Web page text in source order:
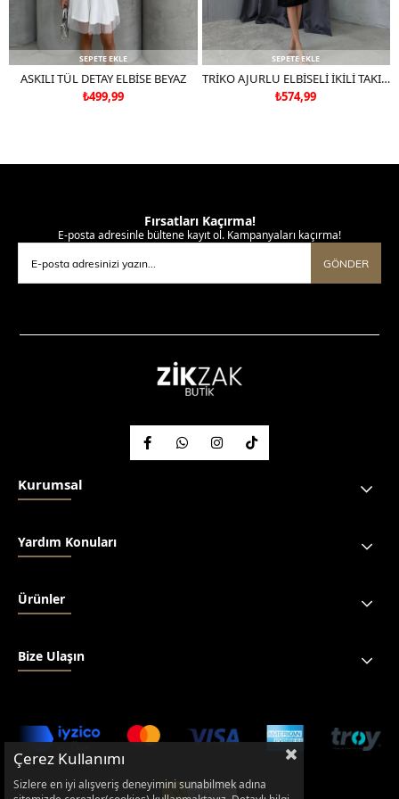
SEPETE EKLE
ASKILI TÜL DETAY ELBİSE BEYAZ
₺499,99
SEPETE EKLE
TRİKO AJURLU ELBİSELİ İKİLİ TAKIM SİYAH
₺574,99
Fırsatları Kaçırma!
E-posta adresinle bültene kayıt ol. Kampanyaları kaçırma!
GÖNDER
Kurumsal
Yardım Konuları
Ürünler
Bize Ulaşın
Çerez Kullanımı
Sizlere en iyi alışveriş deneyimini sunabilmek adına